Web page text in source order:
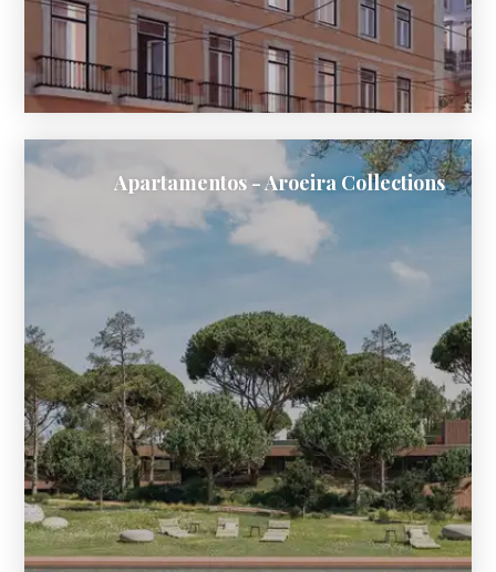
Apartamentos - Aroeira Collections